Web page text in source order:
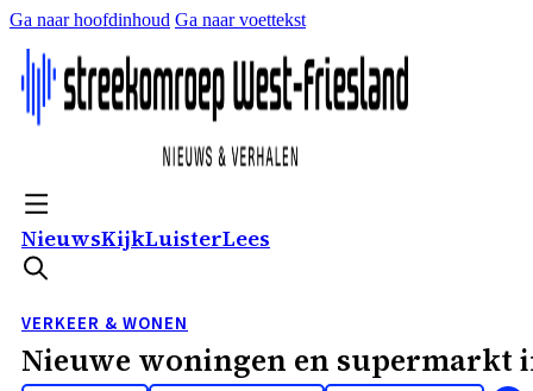
Ga naar hoofdinhoud Ga naar voettekst
NieuwsKijkLuisterLees
VERKEER & WONEN
Nieuwe woningen en supermarkt